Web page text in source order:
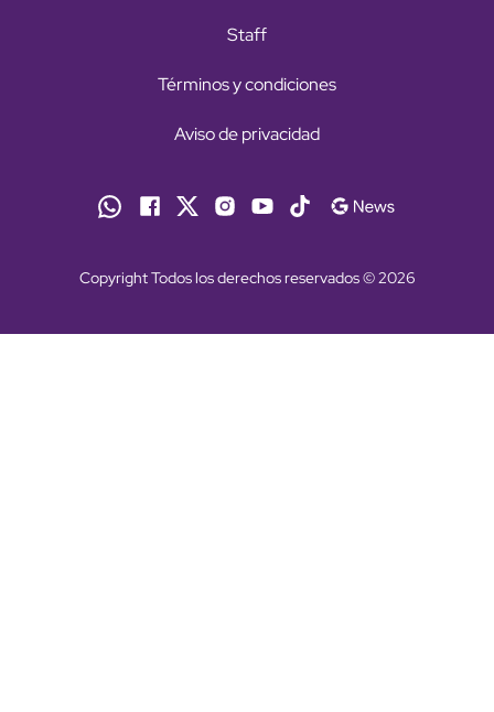
Staff
Términos y condiciones
Aviso de privacidad
Copyright Todos los derechos reservados © 2026